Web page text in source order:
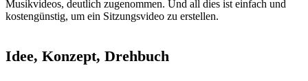
Musikvideos, deutlich zugenommen. Und all dies ist einfach und
kostengünstig, um ein Sitzungsvideo zu erstellen.
Idee, Konzept, Drehbuch